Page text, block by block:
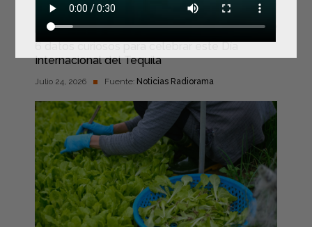
6 datos curiosos para celebrar este Día
Internacional del Tequila
Julio 24, 2026 Fuente: Noticias Radiorama